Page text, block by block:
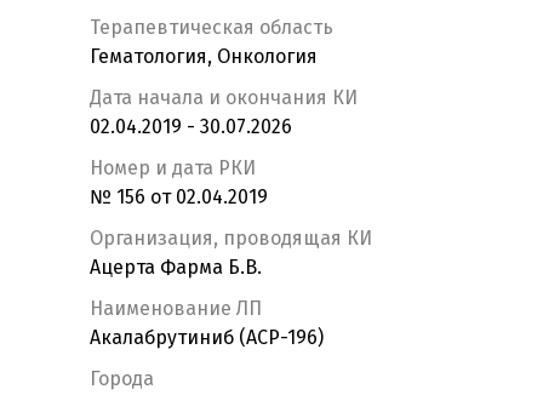
Терапевтическая область
Гематология, Онкология
Дата начала и окончания КИ
02.04.2019 - 30.07.2026
Номер и дата РКИ
№ 156 от 02.04.2019
Организация, проводящая КИ
Ацерта Фарма Б.В.
Наименование ЛП
Акалабрутиниб (ACP-196)
Города